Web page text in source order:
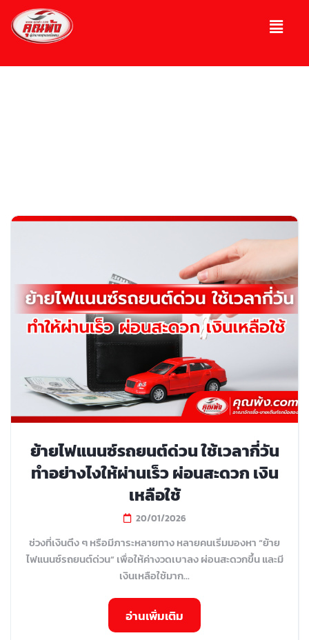
ย้ายไฟแนนซ์รถยนต์ด่วน ใช้เวลากี่วัน
ทำอย่างไงให้ผ่านเร็ว ผ่อนสะดวก เงิน
เหลือใช้
20/01/2026
ช่วงที่เงินตึง ๆ หรือมีภาระหลายทาง หลายคนเริ่มมองหา “ย้าย
ไฟแนนซ์รถยนต์ด่วน” เพื่อให้ค่างวดเบาลง ผ่อนสะดวกขึ้น และมี
เงินเหลือใช้มาก...
อ่านเพิ่มเติม